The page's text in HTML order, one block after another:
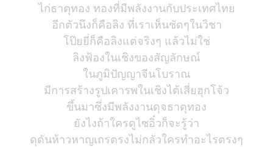
ไก่ธาตุทอง ทองที่มีพลังงานกับประเทศไทย
อีกตัวนึงก็คือลิง ที่เราเห็นชัดๆในวิชา
โป๊ยยี่ก็คือลิงแต่จริงๆ แล้วไม่ใช่
ลิงฟ้องในเชิงของสัญลักษณ์
ในภูมิปัญญาจีนโบราณ
มีการสร้างรูปเคารพในเชิงไต้เสี่ยฮุกโจ้ว
ขึ้นมาซึ่งมีพลังงานดุจธาตุทอง
ยังไงถ้าใครดูไซอิ๋วก็จะรู้ว่า
ดุดันห้าวหาญเถรตรงไม่กลัวใครทำอะไรตรงๆ